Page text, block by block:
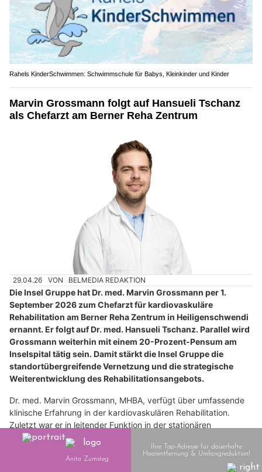
Rahels KinderSchwimmen: Schwimmschule für Babys, Kleinkinder und Kinder
Marvin Grossmann folgt auf Hansueli Tschanz
als Chefarzt am Berner Reha Zentrum
29.04.26 VON BELMEDIA REDAKTION
Die Insel Gruppe hat Dr. med. Marvin Grossmann per 1.
September 2026 zum Chefarzt für kardiovaskuläre
Rehabilitation am Berner Reha Zentrum in Heiligenschwendi
ernannt. Er folgt auf Dr. med. Hansueli Tschanz. Parallel wird
Grossmann weiterhin mit einem 20-Prozent-Pensum am
Inselspital tätig sein. Damit stärkt die Insel Gruppe die
standortübergreifende Vernetzung und die strategische
Weiterentwicklung des Rehabilitationsangebots.
Dr. med. Marvin Grossmann, MHBA, verfügt über umfassende
klinische Erfahrung in der kardiovaskulären Rehabilitation.
Zuletzt war er in leitender Funktion in der stationären
kardiovaskulären Rehabilitation am Inselspital tätig. Darüber
hinaus übernahm er Aufgaben als Kaderarzt in der ambulanten
Rehabilitation sowie in der Sprechstunde für Sportmedizin.